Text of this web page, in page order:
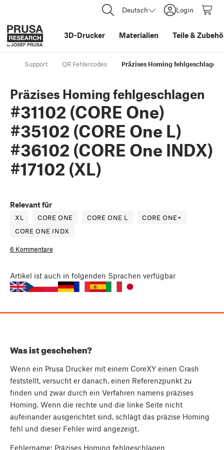
Deutsch Login
3D-Drucker Materialien Teile&
Support QR Fehlercodes Präzises Homing fehlgeschlagen
Präzises Homing fehlgeschlagen
#31102 (CORE One)
#35102 (CORE One L)
#36102 (CORE One INDX)
#17102 (XL)
Relevant für
XL CORE ONE CORE ONE L
CORE ONE+
CORE ONE INDX
6 Kommentare
Artikel ist auch in folgenden Sprachen verfügbar
Was ist geschehen?
Wenn ein Prusa Drucker mit einem CoreXY einen Crash
feststellt, versucht er danach, einen Referenzpunkt zu
finden und zwar durch ein Verfahren namens präzises
Homing. Wenn die rechte und die linke Seite nicht
aufeinander ausgerichtet sind, schlägt das präzise Homing
fehl und dieser Fehler wird angezeigt.
Fehlername: Präzises Homing fehlgeschlagen